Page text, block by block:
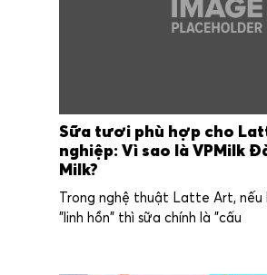
Sữa tươi phù hợp cho
nghiệp: Vì sao là VPMilk
Milk?
Trong nghệ thuật Latte Art, nếu
"linh hồn" thì sữa chính là "cấu